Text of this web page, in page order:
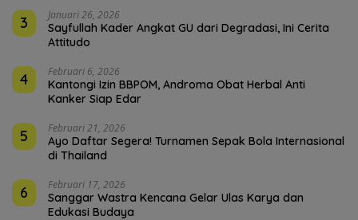
3 Januari 26, 2026
Sayfullah Kader Angkat GU dari Degradasi, Ini Cerita
Attitudo
4 Februari 6, 2026
Kantongi Izin BBPOM, Androma Obat Herbal Anti
Kanker Siap Edar
5 Februari 21, 2026
Ayo Daftar Segera! Turnamen Sepak Bola Internasional
di Thailand
6 Februari 17, 2026
Sanggar Wastra Kencana Gelar Ulas Karya dan
Edukasi Budaya